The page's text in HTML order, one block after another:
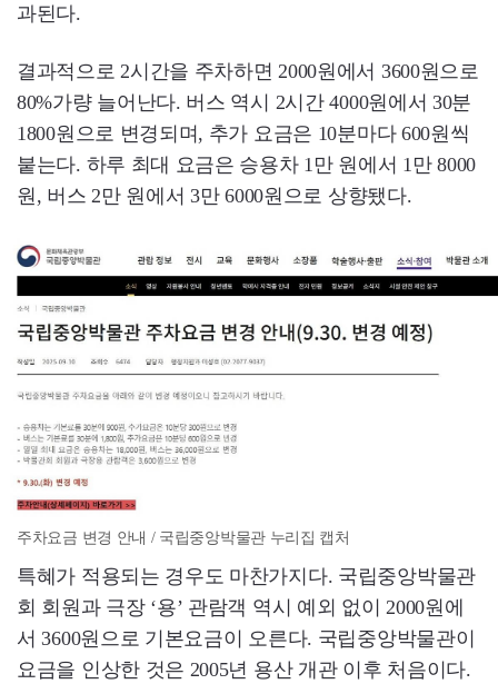
과된다.
결과적으로 2시간을 주차하면 2000원에서 3600원으로
80%가량 늘어난다. 버스 역시 2시간 4000원에서 30분
1800원으로 변경되며, 추가 요금은 10분마다 600원씩
붙는다. 하루 최대 요금은 승용차 1만 원에서 1만 8000
원, 버스 2만 원에서 3만 6000원으로 상향됐다.
주차요금 변경 안내 / 국립중앙박물관 누리집 캡처
특혜가 적용되는 경우도 마찬가지다. 국립중앙박물관
회 회원과 극장 ‘용’ 관람객 역시 예외 없이 2000원에
서 3600원으로 기본요금이 오른다. 국립중앙박물관이
요금을 인상한 것은 2005년 용산 개관 이후 처음이다.